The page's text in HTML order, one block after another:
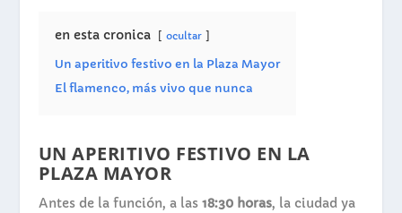
en esta cronica ocultar
Un aperitivo festivo en la Plaza Mayor
El flamenco, más vivo que nunca
UN APERITIVO FESTIVO EN LA
PLAZA MAYOR
Antes de la función, a las 18:30 horas, la ciudad ya